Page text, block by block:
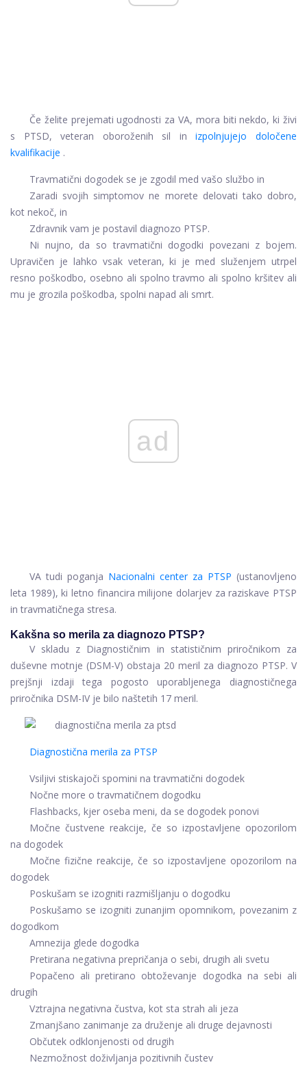
Če želite prejemati ugodnosti za VA, mora biti nekdo, ki živi
s PTSD, veteran oboroženih sil inizpolnjujejo določene
kvalifikacije .
Travmatični dogodek se je zgodil med vašo službo in
Zaradi svojih simptomov ne morete delovati tako dobro,
kot nekoč, in
Zdravnik vam je postavil diagnozo PTSP.
Ni nujno, da so travmatični dogodki povezani z bojem.
Upravičen je lahko vsak veteran, ki je med služenjem utrpel
resno poškodbo, osebno ali spolno travmo ali spolno kršitev ali
mu je grozila poškodba, spolni napad ali smrt.
ad
VA tudi poganja Nacionalni center za PTSP (ustanovljeno
leta 1989), ki letno financira milijone dolarjev za raziskave PTSP
in travmatičnega stresa.
Kakšna so merila za diagnozo PTSP?
V skladu z Diagnostičnim in statističnim priročnikom za
duševne motnje (DSM-V) obstaja 20 meril za diagnozo PTSP. V
prejšnji izdaji tega pogosto uporabljenega diagnostičnega
priročnika DSM-IV je bilo naštetih 17 meril.
Diagnostična merila za PTSP
Vsiljivi stiskajoči spomini na travmatični dogodek
Nočne more o travmatičnem dogodku
Flashbacks, kjer oseba meni, da se dogodek ponovi
Močne čustvene reakcije, če so izpostavljene opozorilom
na dogodek
Močne fizične reakcije, če so izpostavljene opozorilom na
dogodek
Poskušam se izogniti razmišljanju o dogodku
Poskušamo se izogniti zunanjim opomnikom, povezanim z
dogodkom
Amnezija glede dogodka
Pretirana negativna prepričanja o sebi, drugih ali svetu
Popačeno ali pretirano obtoževanje dogodka na sebi ali
drugih
Vztrajna negativna čustva, kot sta strah ali jeza
Zmanjšano zanimanje za druženje ali druge dejavnosti
Občutek odklonjenosti od drugih
Nezmožnost doživljanja pozitivnih čustev